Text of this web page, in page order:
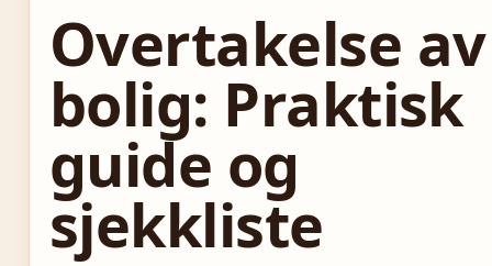
Overtakelse av
bolig: Praktisk
guide og
sjekkliste